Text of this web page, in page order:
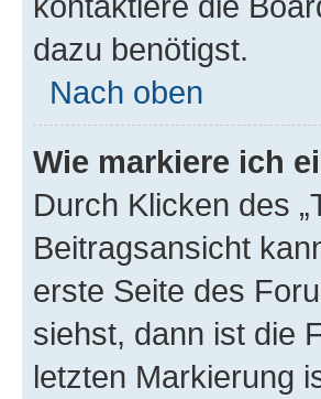
dazu benötigst.
Nach oben
Wie markiere ich
Durch Klicken des
Beitragsansicht
erste Seite des
siehst, dann ist die
letzten Markierung